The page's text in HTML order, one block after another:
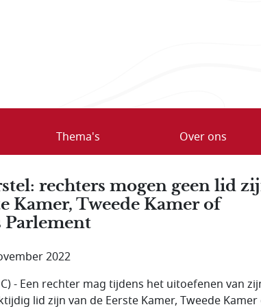
Thema's Over ons
rechters mogen geen lid
Kamer, Tweede Kamer of
Parlement
2022
- Een rechter mag tijdens het uitoefenen van
lid zijn van de Eerste Kamer, Tweede